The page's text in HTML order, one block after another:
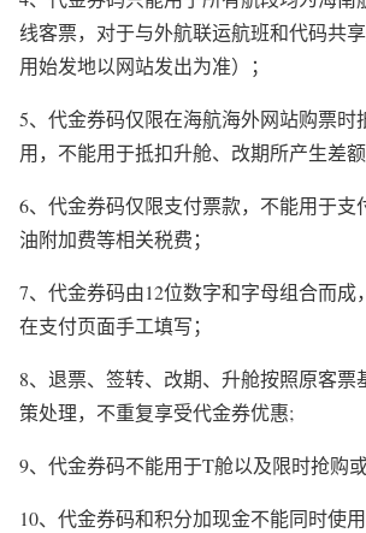
线客票，对于与外航联运航班和代码共
用始发地以网站发出为准）；
5、代金券码仅限在海航海外网站购票时
用，不能用于抵扣升舱、改期所产生差额
6、代金券码仅限支付票款，不能用于支
油附加费等相关税费；
7、代金券码由12位数字和字母组合而成
在支付页面手工填写；
8、退票、签转、改期、升舱按照原客票
策处理，不重复享受代金券优惠;
9、代金券码不能用于T舱以及限时抢购
10、代金券码和积分加现金不能同时使用